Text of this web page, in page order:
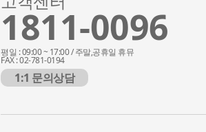
1811-0096
평일 : 09:00 ~ 17:00 / 주말,공휴일 휴뮤
FAX : 02-781-0194
1:1 문의상담